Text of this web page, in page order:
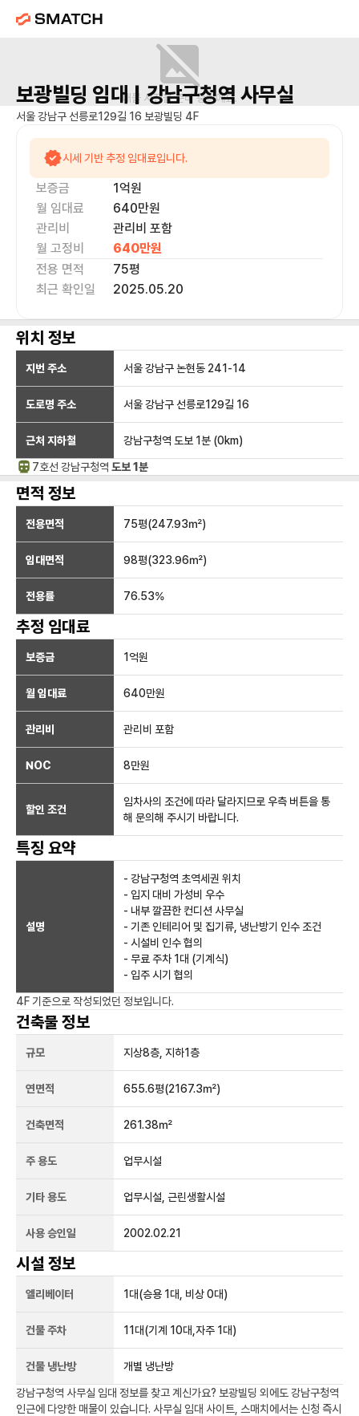
매물 사진을 준비 중이에요.
보광빌딩 임대 | 강남구청역사무실
서울 강남구 선릉로129길 16 보광빌딩 4F
시세 기반 추정 임대료입니다.
보증금 1억원
월 임대료
640만원
관리비
관리비 포함
월 고정비
640만원
전용 면적
75평
최근 확인일
2025.05.20
위치 정보
지번 주소 서울 강남구 논현동 241-14
도로명 주소 서울 강남구 선릉로129길 16
근처 지하철 강남구청역 도보 1분 (0km)
7호선 강남구청역 도보 1분
면적 정보
전용면적 75평(247.93㎡)
임대면적 98평(323.96㎡)
전용률 76.53%
추정 임대료
보증금 1억원
월 임대료 640만원
관리비 관리비 포함
NOC 8만원
할인 조건
임차사의 조건에 따라 달라지므로 우측 버튼을 통
해 문의해 주시기 바랍니다.
특징 요약
설명
- 강남구청역 초역세권 위치
- 입지 대비 가성비 우수
- 내부 깔끔한 컨디션 사무실
- 기존 인테리어 및 집기류, 냉난방기 인수 조건
- 시설비 인수 협의
- 무료 주차 1대 (기계식)
- 입주 시기 협의
4F 기준으로 작성되었던 정보입니다.
건축물 정보
규모 지상8층, 지하1층
연면적 655.6평(2167.3㎡)
건축면적 261.38㎡
주 용도 업무시설
기타 용도 업무시설, 근린생활시설
사용 승인일 2002.02.21
시설 정보
엘리베이터 1 대(승용 1대, 비상 0대)
건물 주차 11 대(기계 10대,자주 1대)
건물 냉난방 개별 냉난방
강남구청역 사무실 임대 정보를 찾고 계신가요? 보광빌딩 외에도 강남구청역
인근에 다양한 매물이 있습니다. 사무실 임대 사이트, 스매치에서는 신청 즉시